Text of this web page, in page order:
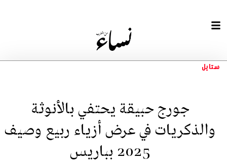
جورج حبيقة يحتفي بالأنوثة
في عرض أزياء ربيع وصيف
2025 بباريس